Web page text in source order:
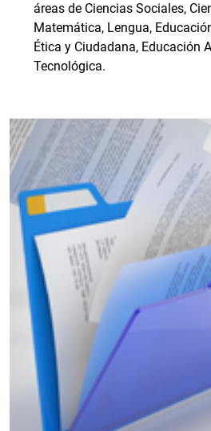
áreas de Ciencias Sociales,
Matemática, Lengua,
Ética y Ciudadana, Educación
Tecnológica.